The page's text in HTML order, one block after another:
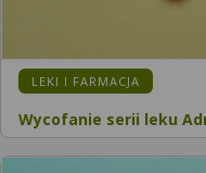
LEKI I FARMACJA
Wycofanie serii leku